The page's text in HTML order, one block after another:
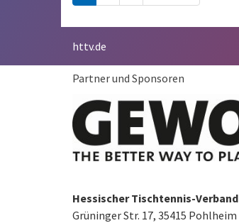
httv.de
Partner und Sponsoren
Hessischer Tischtennis-Verband
Grüninger Str. 17, 35415 Pohlheim